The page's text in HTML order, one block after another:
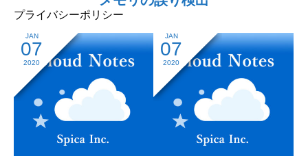
プライバシーポリシー
JAN
07
2020
JAN
07
2020